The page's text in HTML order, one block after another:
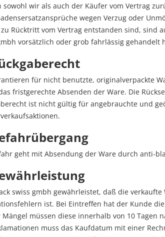
sowohl wir als auch der Käufer vom Vertrag
wegen Verzug oder
Rücktritt vom Vertrag entstanden sind, sind
vorsätzlich oder grob fahrlässig gehandelt
für nicht benutzte, originalverpackte
fristgerechte Absenden der Ware. Die
ist nicht gültig für angebrauchte und
geht mit Absendung der Ware durch anti-
swiss gmbh gewährleistet, daß die
ist. Bei Eintreffen hat der Kunde
Mängel müssen diese innerhalb von 10 Tagen
muss das Kaufdatum mit einer